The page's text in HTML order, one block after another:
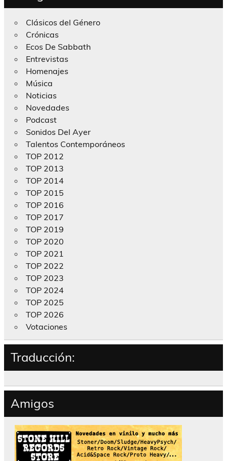
Clásicos del Género
Crónicas
Ecos De Sabbath
Entrevistas
Homenajes
Música
Noticias
Novedades
Podcast
Sonidos Del Ayer
Talentos Contemporáneos
TOP 2012
TOP 2013
TOP 2014
TOP 2015
TOP 2016
TOP 2017
TOP 2019
TOP 2020
TOP 2021
TOP 2022
TOP 2023
TOP 2024
TOP 2025
TOP 2026
Votaciones
Traducción:
Amigos